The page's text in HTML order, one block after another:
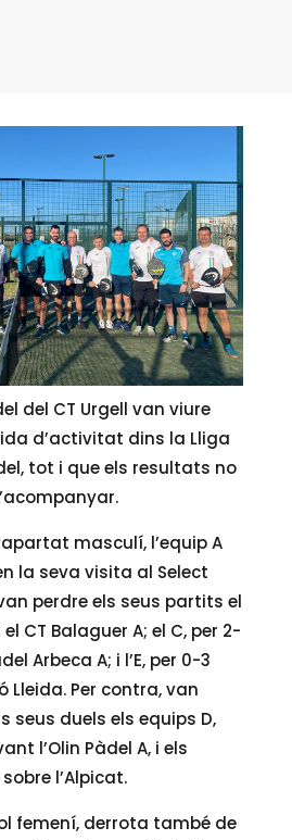
del CT Urgell van viure
d’activitat dins la Lliga
tot i que els resultats no
masculí, l’equip A
la seva visita al Select
perdre els seus partits el
CT Balaguer A; el C, per 2-
Arbeca A; i l’E, per 0-3
Lleida. Per contra, van
seus duels els equips D,
l’Olin Pàdel A, i els
l’Alpicat.
femení, derrota també de